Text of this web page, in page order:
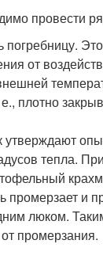
провести
от
плотно
утверждают
тепла.
промерзает и
люком.
промерзания.